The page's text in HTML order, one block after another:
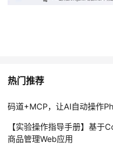
热门推荐
码道+MCP，让AI自动操作
【实验操作指导手册】基
商品管理Web应用